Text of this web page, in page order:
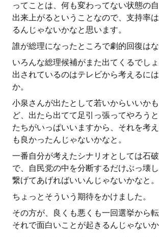
ってことは、何も変わってない状態の
出来上がるということなので、支持率
るんじゃないかなと思います。
誰が総理になったところで劇的回復はな
いろんな総理候補がまた出てくるでし
出されているのはテレビから考えるに
か。
小泉さんが出たとして若いからいいか
ど、出たら出てて足引っ張ってやろう
たちがいっぱいいますから、それを考
も良かったんじゃないかなと。
一番自分が考えたシナリオとしては石
で、自民党の中を分断するだけぶっ壊
繋げてあげればいいんじゃないかなと。
ちょっとそういう期待をかけました。
その方が、良くも悪くも一回選挙から
それで面白いことが起きるんじゃないか